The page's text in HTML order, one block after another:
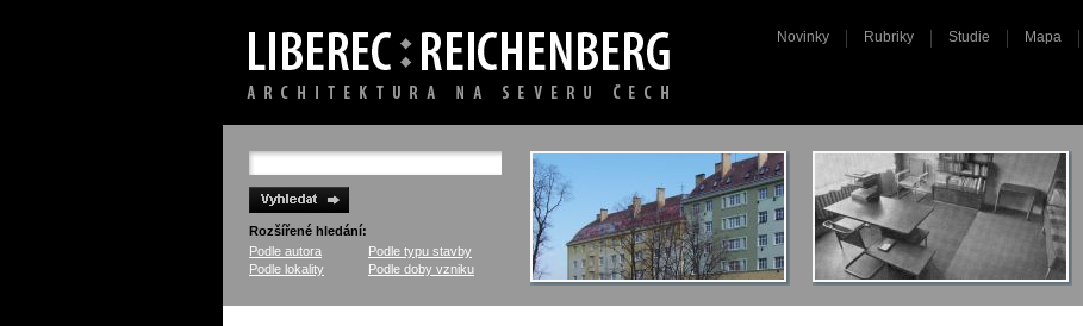
Novinky Rubriky Studie Mapa
Rozšířené hledání:
Podle autora
Podle typu stavby
Podle lokality
Podle doby vzniku